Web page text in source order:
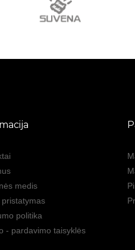
medis
pristatymas
politika
- pardavimo taisyklės